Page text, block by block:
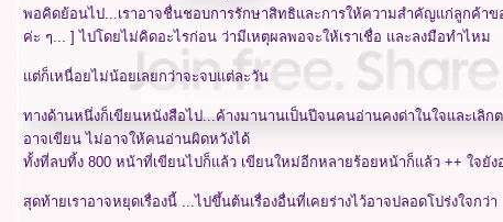
พอคิดย้อนไป...เราอาจชื่นชอบการรักษาสิทธิและการให้ความสำคัญแก่ลูกค้าข
ค่ะ ๆ... ] ไปโดยไม่คิดอะไรก่อน ว่ามีเหตุผลพอจะให้เราเชื่อ และลงมือทำไหม
ต่ก็เหนื่อยไม่น้อยเลยกว่าจะจบแต่ละวัน
ทางด้านหนึ่งก็เขียนหนังสือไป...ค้างมานานเป็นปีจนคนอ่านคงด่าในใจและเลิก
อาจเขียน ไม่อาจให้คนอ่านผิดหวังได้
ทั้งที่ลบทิ้ง 800 หน้าที่เขียนไปก็แล้ว เขียนใหม่อีกหลายร้อยหน้าก็แล้ว ++ ใจยั
สุดท้ายเราอาจหยุดเรื่องนี้ ...ไปขึ้นต้นเรื่องอื่นที่เคยร่างไว้อาจปลอดโปร่งใจกว่า